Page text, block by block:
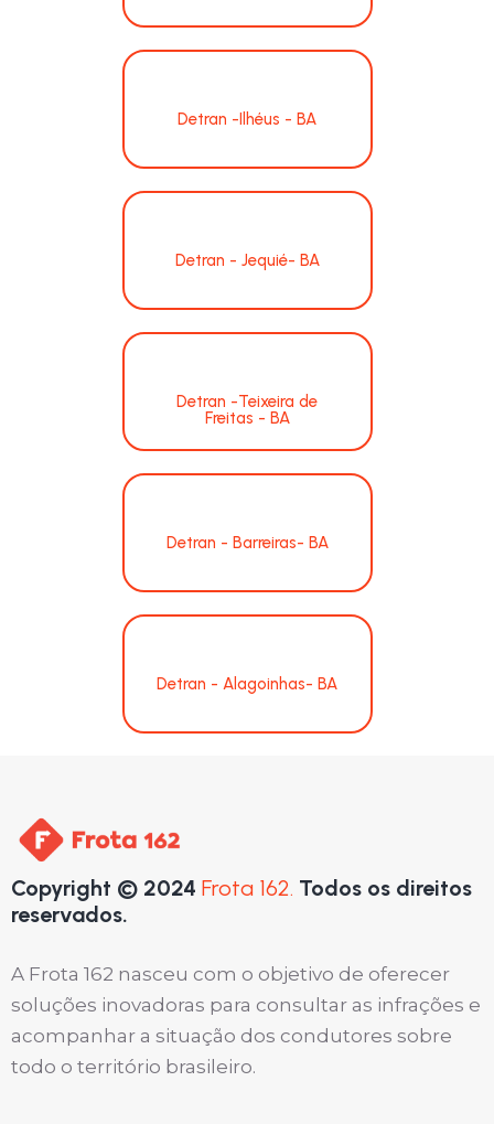
Detran -Ilhéus - BA
Detran - Jequié- BA
Detran -Teixeira de
Freitas - BA
Detran - Barreiras- BA
Detran - Alagoinhas- BA
Copyright © 2024 Frota 162. Todos os direitos
reservados.
A Frota 162 nasceu com o objetivo de oferecer
soluções inovadoras para consultar as infrações e
acompanhar a situação dos condutores sobre
todo o território brasileiro.